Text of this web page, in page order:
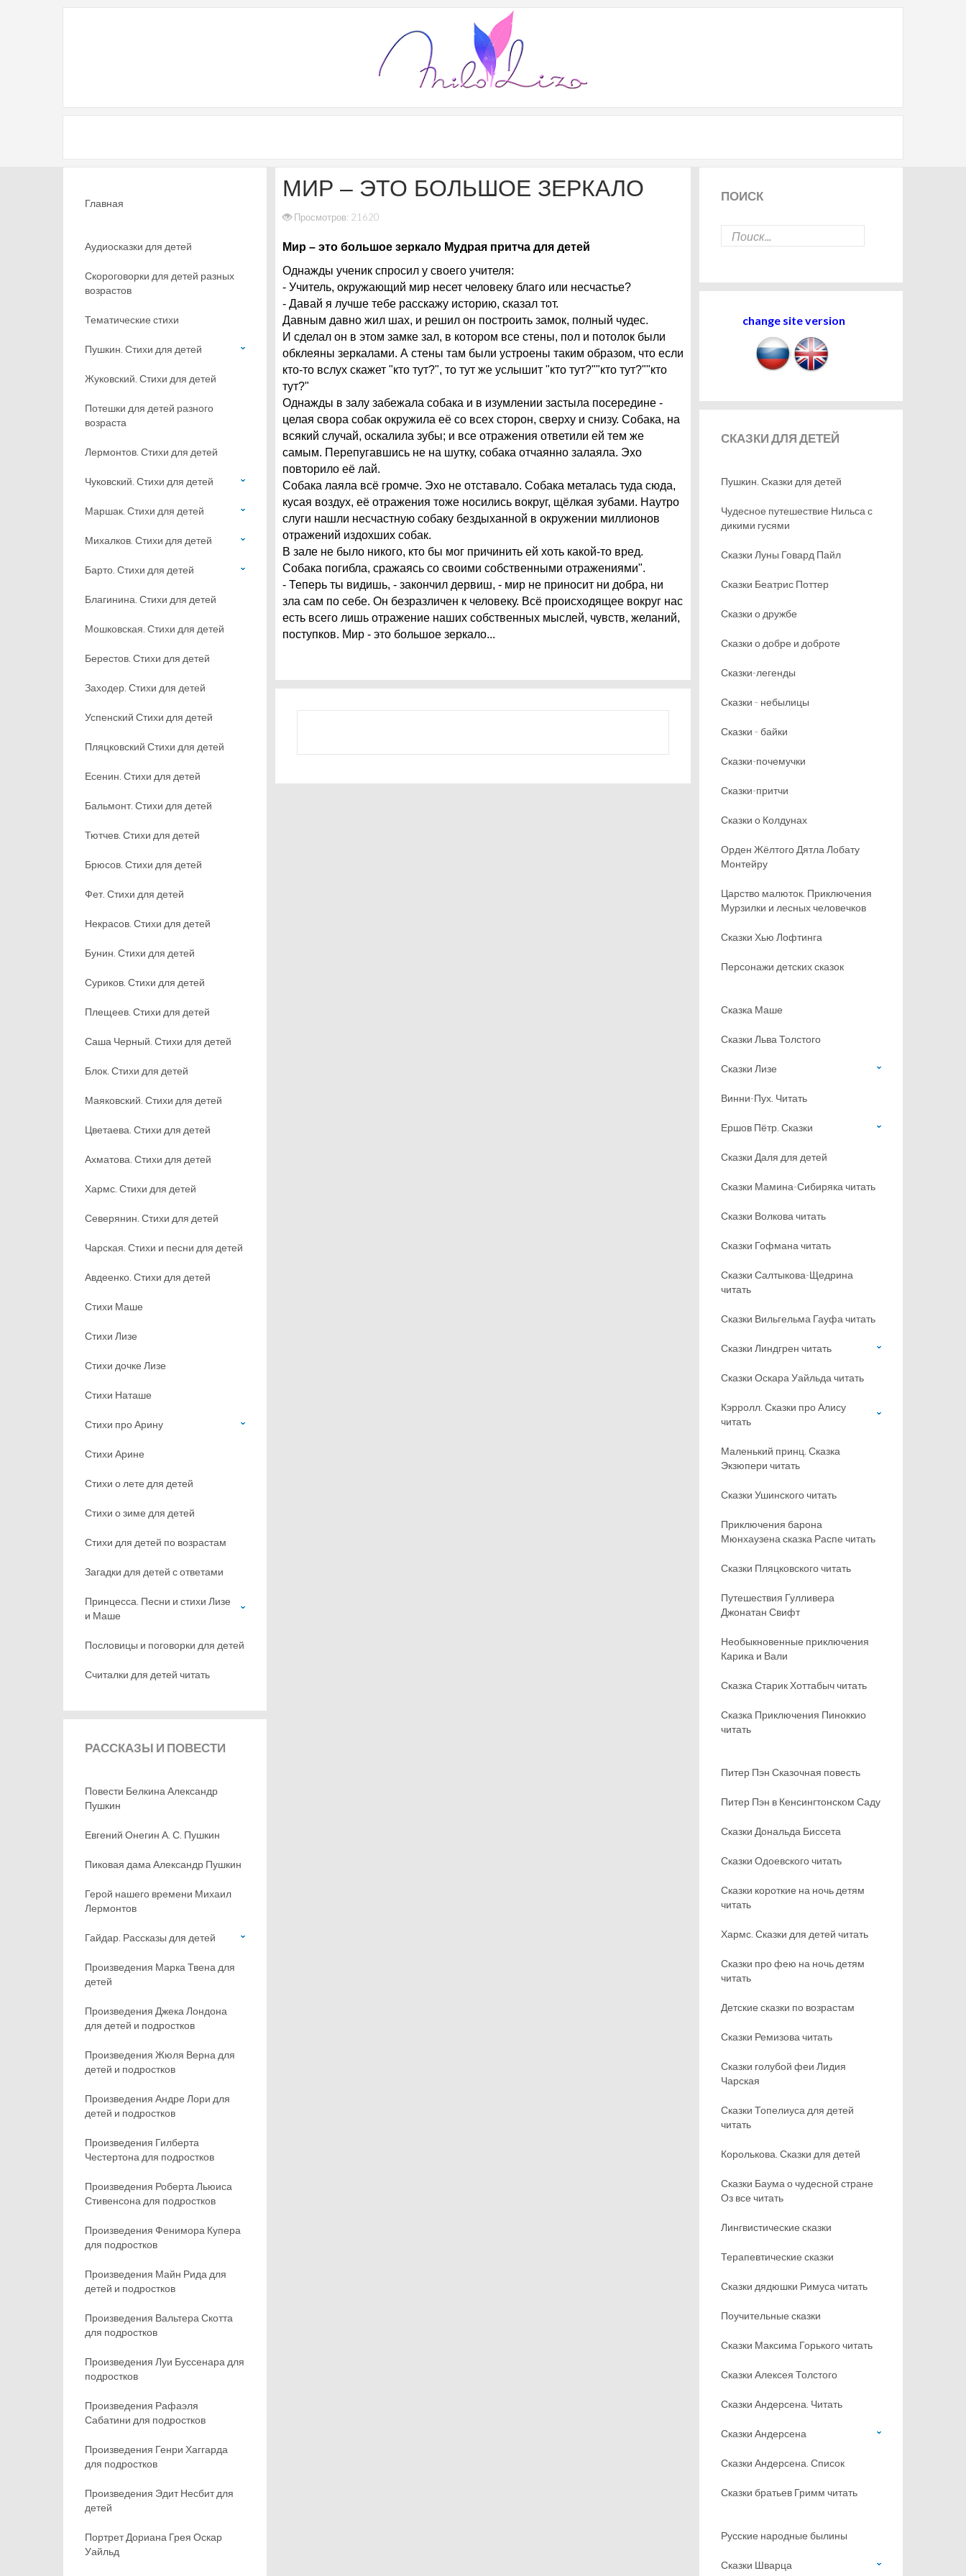
МИР – ЭТО БОЛЬШОЕ ЗЕРКАЛО
Просмотров: 21620
Мир – это большое зеркало Мудрая притча для детей
Однажды ученик спросил у своего учителя:
- Учитель, окружающий мир несет человеку благо или несчастье?
- Давай я лучше тебе расскажу историю, сказал тот.
Давным давно жил шах, и решил он построить замок, полный чудес.
И сделал он в этом замке зал, в котором все стены, пол и потолок были
обклеяны зеркалами. А стены там были устроены таким образом, что если
кто-то вслух скажет "кто тут?", то тут же услышит "кто тут?""кто тут?""кто
тут?"
Однажды в залу забежала собака и в изумлении застыла посередине -
целая свора собак окружила её со всех сторон, сверху и снизу. Собака, на
всякий случай, оскалила зубы; и все отражения ответили ей тем же
самым. Перепугавшись не на шутку, собака отчаянно залаяла. Эхо
повторило её лай.
Собака лаяла всё громче. Эхо не отставало. Собака металась туда сюда,
кусая воздух, её отражения тоже носились вокруг, щёлкая зубами. Наутро
слуги нашли несчастную собаку бездыханной в окружении миллионов
отражений издохших собак.
В зале не было никого, кто бы мог причинить ей хоть какой-то вред.
Собака погибла, сражаясь со своими собственными отражениями".
- Теперь ты видишь, - закончил дервиш, - мир не приносит ни добра, ни
зла сам по себе. Он безразличен к человеку. Всё происходящее вокруг нас
есть всего лишь отражение наших собственных мыслей, чувств, желаний,
поступков. Мир - это большое зеркало...
Главная
Аудиосказки для детей
Скороговорки для детей разных
возрастов
Тематические стихи
Пушкин. Стихи для детей
Жуковский. Стихи для детей
Потешки для детей разного
возраста
Лермонтов. Стихи для детей
Чуковский. Стихи для детей
Маршак. Стихи для детей
Михалков. Стихи для детей
Барто. Стихи для детей
Благинина. Стихи для детей
Мошковская. Стихи для детей
Берестов. Стихи для детей
Заходер. Стихи для детей
Успенский Стихи для детей
Пляцковский Стихи для детей
Есенин. Стихи для детей
Бальмонт. Стихи для детей
Тютчев. Стихи для детей
Брюсов. Стихи для детей
Фет. Стихи для детей
Некрасов. Стихи для детей
Бунин. Стихи для детей
Суриков. Стихи для детей
Плещеев. Стихи для детей
Саша Черный. Стихи для детей
Блок. Стихи для детей
Маяковский. Стихи для детей
Цветаева. Стихи для детей
Ахматова. Стихи для детей
Хармс. Стихи для детей
Северянин. Стихи для детей
Чарская. Стихи и песни для детей
Авдеенко. Стихи для детей
Стихи Маше
Стихи Лизе
Стихи дочке Лизе
Стихи Наташе
Стихи про Арину
Стихи Арине
Стихи о лете для детей
Стихи о зиме для детей
Стихи для детей по возрастам
Загадки для детей с ответами
Принцесса. Песни и стихи Лизе
и Маше
Пословицы и поговорки для детей
Считалки для детей читать
РАССКАЗЫ И ПОВЕСТИ
Повести Белкина Александр
Пушкин
Евгений Онегин А. С. Пушкин
Пиковая дама Александр Пушкин
Герой нашего времени Михаил
Лермонтов
Гайдар. Рассказы для детей
Произведения Марка Твена для
детей
Произведения Джека Лондона
для детей и подростков
Произведения Жюля Верна для
детей и подростков
Произведения Андре Лори для
детей и подростков
Произведения Гилберта
Честертона для подростков
Произведения Роберта Льюиса
Стивенсона для подростков
Произведения Фенимора Купера
для подростков
Произведения Майн Рида для
детей и подростков
Произведения Вальтера Скотта
для подростков
Произведения Луи Буссенара для
подростков
Произведения Рафаэля
Сабатини для подростков
Произведения Генри Хаггарда
для подростков
Произведения Эдит Несбит для
детей
Портрет Дориана Грея Оскар
Уайльд
ПОИСК
change site version
СКАЗКИДЛЯ ДЕТЕЙ
Пушкин. Сказки для детей
Чудесное путешествие Нильса с
дикими гусями
Сказки Луны Говард Пайл
Сказки Беатрис Поттер
Сказки о дружбе
Сказки о добре и доброте
Сказки-легенды
Сказки - небылицы
Сказки - байки
Сказки-почемучки
Сказки-притчи
Сказки о Колдунах
Орден Жёлтого Дятла Лобату
Монтейру
Царство малюток. Приключения
Мурзилки и лесных человечков
Сказки Хью Лофтинга
Персонажи детских сказок
Сказка Маше
Сказки Льва Толстого
Сказки Лизе
Винни-Пух. Читать
Ершов Пётр. Сказки
Сказки Даля для детей
Сказки Мамина-Сибиряка читать
Сказки Волкова читать
Сказки Гофмана читать
Сказки Салтыкова-Щедрина
читать
Сказки Вильгельма Гауфа читать
Сказки Линдгрен читать
Сказки Оскара Уайльда читать
Кэрролл. Сказки про Алису
читать
Маленький принц. Сказка
Экзюпери читать
Сказки Ушинского читать
Приключения барона
Мюнхаузена сказка Распе читать
Сказки Пляцковского читать
Путешествия Гулливера
Джонатан Свифт
Необыкновенные приключения
Карика и Вали
Сказка Старик Хоттабыч читать
Сказка Приключения Пиноккио
читать
Питер Пэн Сказочная повесть
Питер Пэн в Кенсингтонском Саду
Сказки Дональда Биссета
Сказки Одоевского читать
Сказки короткие на ночь детям
читать
Хармс. Сказки для детей читать
Сказки про фею на ночь детям
читать
Детские сказки по возрастам
Сказки Ремизова читать
Сказки голубой феи Лидия
Чарская
Сказки Топелиуса для детей
читать
Королькова. Сказки для детей
Сказки Баума о чудесной стране
Оз все читать
Лингвистические сказки
Терапевтические сказки
Сказки дядюшки Римуса читать
Поучительные сказки
Сказки Максима Горького читать
Сказки Алексея Толстого
Сказки Андерсена. Читать
Сказки Андерсена
Сказки Андерсена. Список
Сказки братьев Гримм читать
Русские народные былины
Сказки Шварца